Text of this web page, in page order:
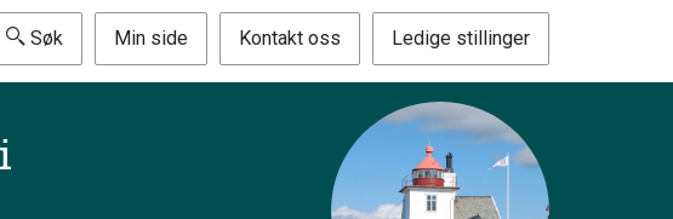
Søk Min side Kontakt oss Ledige stillinger